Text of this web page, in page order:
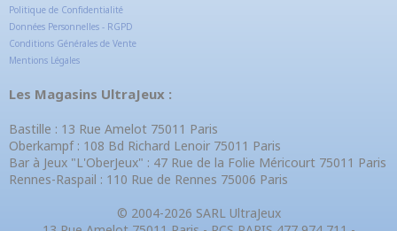
Politique de Confidentialité
Données Personnelles - RGPD
Conditions Générales de Vente
Mentions Légales
Les Magasins UltraJeux :
Bastille : 13 Rue Amelot 75011 Paris
Oberkampf : 108 Bd Richard Lenoir 75011 Paris
Bar à Jeux "L'OberJeux" : 47 Rue de la Folie Méricourt 75011 Paris
Rennes-Raspail : 110 Rue de Rennes 75006 Paris
© 2004-2026 SARL UltraJeux